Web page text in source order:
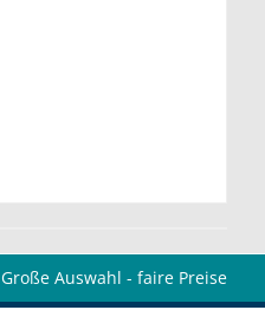
Große Auswahl - faire Preise